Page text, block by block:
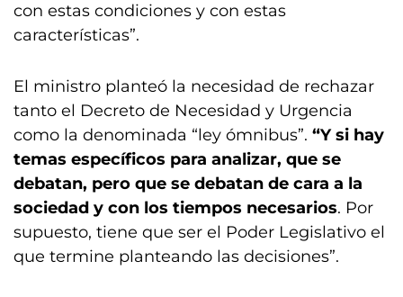
con estas condiciones y con estas
características”.
El ministro planteó la necesidad de rechazar
tanto el Decreto de Necesidad y Urgencia
como la denominada “ley ómnibus”. “Y si hay
temas específicos para analizar, que se
debatan, pero que se debatan de cara a la
sociedad y con los tiempos necesarios. Por
supuesto, tiene que ser el Poder Legislativo el
que termine planteando las decisiones”.